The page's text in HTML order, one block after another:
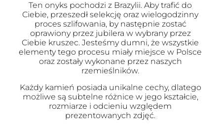
Ten onyks pochodzi z Brazylii. Aby trafić do
Ciebie, przeszedł selekcję oraz wielogodzinny
proces szlifowania, by następnie zostać
oprawiony przez jubilera w wybrany przez
Ciebie kruszec. Jesteśmy dumni, że wszystkie
elementy tego procesu miały miejsce w Polsce
oraz zostały wykonane przez naszych
rzemieślników.
Każdy kamień posiada unikalne cechy, dlatego
możliwe są subtelne różnice w jego kształcie,
rozmiarze i odcieniu względem
prezentowanych zdjęć.